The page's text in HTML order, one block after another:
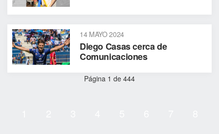
14 MAYO 2024
Diego Casas cerca de
Comunicaciones
Página 1 de 444